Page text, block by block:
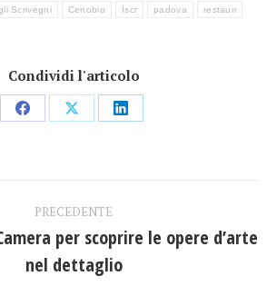
Scrivegni Cenobio Iscr padova restauri
Condividi l'articolo
CondividiCondividiCondividi
PRECEDENTE
Post
precedente:
per scoprire le opere d’arte
nel dettaglio